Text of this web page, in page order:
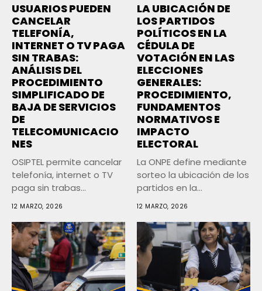
USUARIOS PUEDEN
CANCELAR
TELEFONÍA,
INTERNET O TV PAGA
SIN TRABAS:
ANÁLISIS DEL
PROCEDIMIENTO
SIMPLIFICADO DE
BAJA DE SERVICIOS
DE
TELECOMUNICACIO
NES
OSIPTEL permite cancelar
telefonía, internet o TV
paga sin trabas
12 MARZO, 2026
LA UBICACIÓN DE
LOS PARTIDOS
POLÍTICOS EN LA
CÉDULA DE
VOTACIÓN EN LAS
ELECCIONES
GENERALES:
PROCEDIMIENTO,
FUNDAMENTOS
NORMATIVOS E
IMPACTO
ELECTORAL
La ONPE define mediante
sorteo la ubicación de los
partidos en la...
12 MARZO, 2026